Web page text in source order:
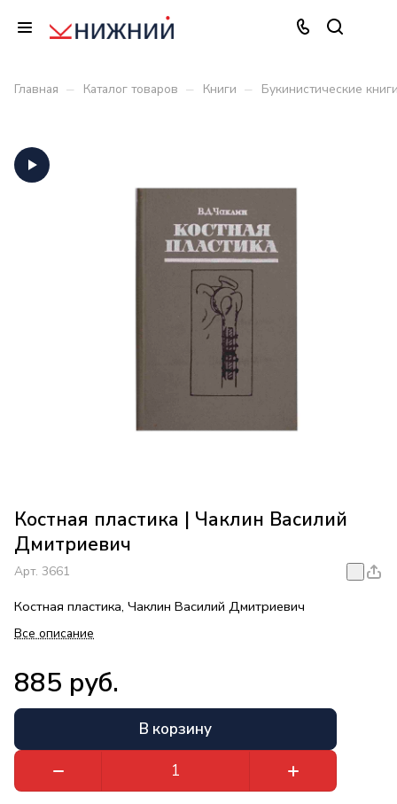
Главная – Каталог товаров – Книги – Букинистические
Костная пластика | Чаклин Василий
Дмитриевич
Арт. 3661
Костная пластика, Чаклин Василий Дмитриевич
Все описание
885 руб.
В корзину